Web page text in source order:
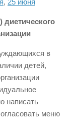
, 25 июня
в
детей,
написать
меню